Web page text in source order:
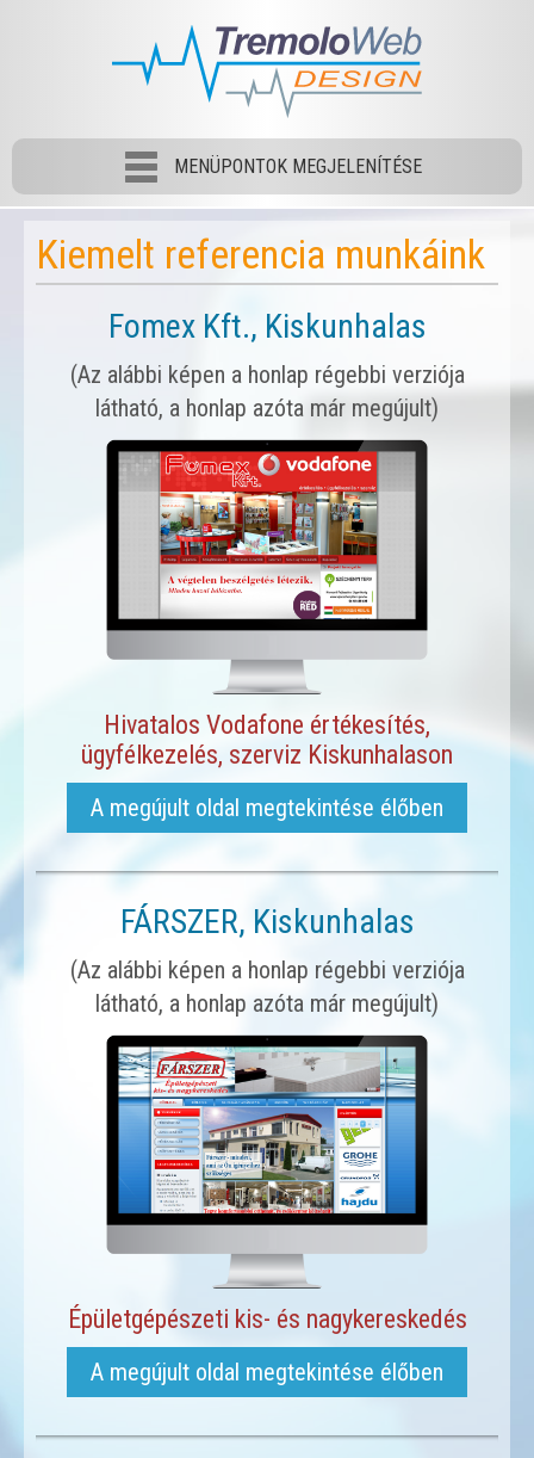
MENÜPONTOK MEGJELENÍTÉSE
Kiemelt referencia munkáink
Fomex Kft., Kiskunhalas
(Az alábbi képen a honlap régebbi verziója
látható, a honlap azóta már megújult)
Hivatalos Vodafone értékesítés,
ügyfélkezelés, szerviz Kiskunhalason
A megújult oldal megtekintése élőben
FÁRSZER, Kiskunhalas
(Az alábbi képen a honlap régebbi verziója
látható, a honlap azóta már megújult)
Épületgépészeti kis- és nagykereskedés
A megújult oldal megtekintése élőben